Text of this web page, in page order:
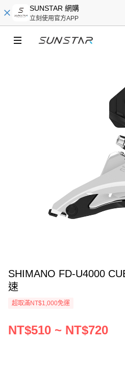
SUNSTAR 網購
立刻使用官方APP
SHIMANO FD-U4000
速
超取滿NT$1,000免運
NT$510 ~ NT$720